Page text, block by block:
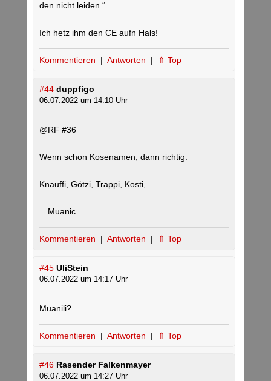
den nicht leiden.“
Ich hetz ihm den CE aufn Hals!
Kommentieren | Antworten | ⇑ Top
#44 duppfigo
06.07.2022 um 14:10 Uhr
@RF #36
Wenn schon Kosenamen, dann richtig.
Knauffi, Götzi, Trappi, Kosti,…
…Muanic.
Kommentieren | Antworten | ⇑ Top
#45 UliStein
06.07.2022 um 14:17 Uhr
Muanili?
Kommentieren | Antworten | ⇑ Top
#46 Rasender Falkenmayer
06.07.2022 um 14:27 Uhr